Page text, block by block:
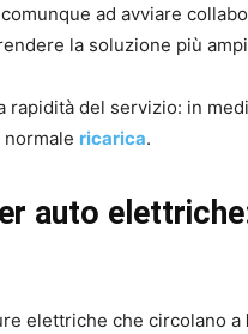
ad avviare
la soluzione più
rapidità del servizio: in
ricarica.
auto
elettriche che circolano a